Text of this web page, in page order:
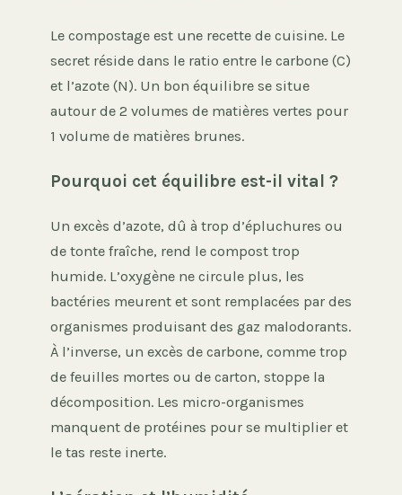
Le compostage est une recette de cuisine. Le
secret réside dans le ratio entre le carbone (C)
et l’azote (N). Un bon équilibre se situe
autour de 2 volumes de matières vertes pour
1 volume de matières brunes.
Pourquoi cet équilibre est-il vital ?
Un excès d’azote, dû à trop d’épluchures ou
de tonte fraîche, rend le compost trop
humide. L’oxygène ne circule plus, les
bactéries meurent et sont remplacées par des
organismes produisant des gaz malodorants.
À l’inverse, un excès de carbone, comme trop
de feuilles mortes ou de carton, stoppe la
décomposition. Les micro-organismes
manquent de protéines pour se multiplier et
le tas reste inerte.